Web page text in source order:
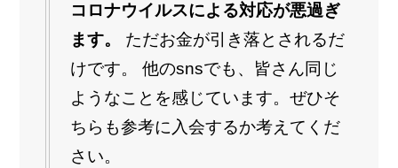
コロナウイルスによる対応が悪過ぎ
ます。 ただお金が引き落とされるだ
けです。 他のsnsでも、皆さん同じ
ようなことを感じています。ぜひそ
ちらも参考に入会するか考えてくだ
さい。